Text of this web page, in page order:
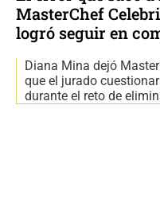
MasterChef
logró seguir en
Diana Mina dejó
que el jurado
durante el reto de